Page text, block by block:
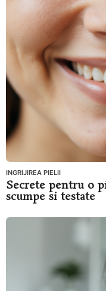
INGRIJIREA PIELII
Secrete pentru o
scumpe si testate